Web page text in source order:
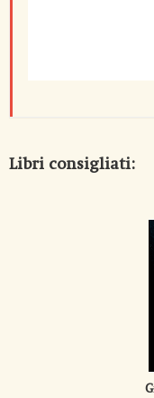
Libri consigliati: